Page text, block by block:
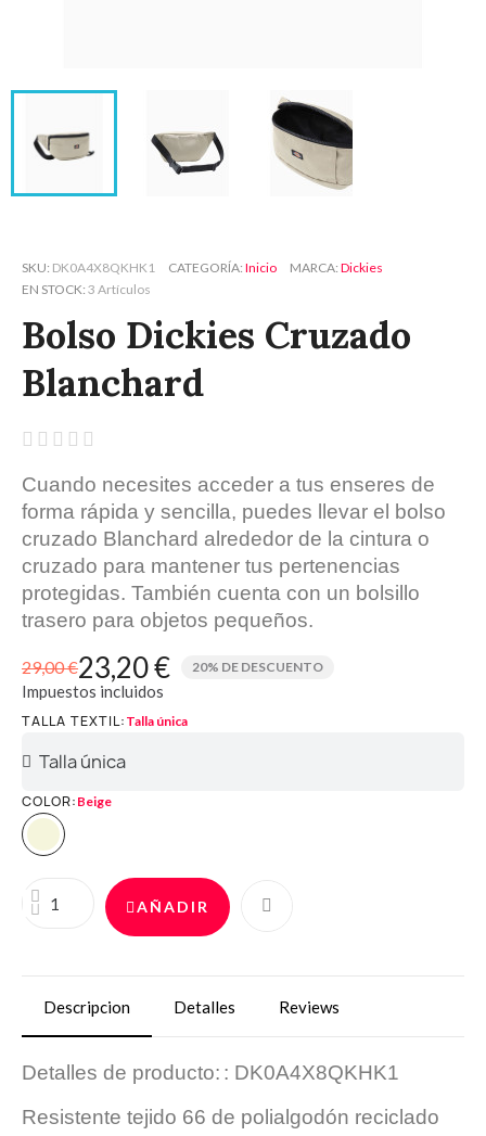
SKU DK0A4X8QKHK1 CATEGORÍA Inicio MARCA Dickies
EN STOCK 3 Artículos
Bolso Dickies Cruzado
Blanchard
    
Cuando necesites acceder a tus enseres de
forma rápida y sencilla, puedes llevar el bolso
cruzado Blanchard alrededor de la cintura o
cruzado para mantener tus pertenencias
protegidas. También cuenta con un bolsillo
trasero para objetos pequeños.
29,00 €23,20 € 20% DE DESCUENTO
Impuestos incluidos
TALLA TEXTIL Talla única
COLOR Beige
AÑADIR
Descripcion Detalles Reviews
Detalles de producto: : DK0A4X8QKHK1
Resistente tejido 66 de polialgodón reciclado